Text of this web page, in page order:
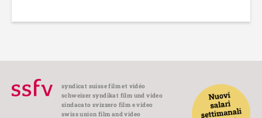
syndicat suisse film et vidéo
schweizer syndikat film und video
sindacato svizzero film e video
swiss union film and video